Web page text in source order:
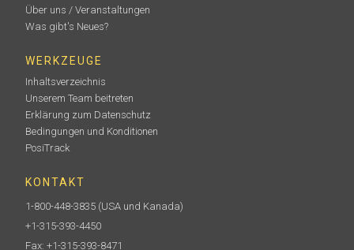
Über uns / Veranstaltungen
Was gibt's Neues?
WERKZEUGE
Inhaltsverzeichnis
Unserem Team beitreten
Erklärung zum Datenschutz
Bedingungen und Konditionen
PosiTrack
KONTAKT
1-800-448-3835 (USA und Kanada)
+1-315-393-4450
Fax: +1-315-393-8471